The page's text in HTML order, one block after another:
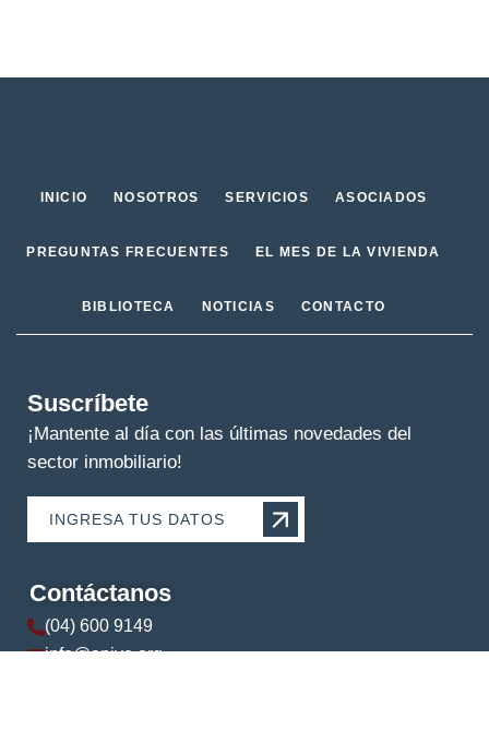
INICIO NOSOTROS SERVICIOS ASOCIADOS
PREGUNTAS FRECUENTES EL MES DE LA VIVIENDA
BIBLIOTECA NOTICIAS CONTACTO
Suscríbete
¡Mantente al día con las últimas novedades del
sector inmobiliario!
INGRESA TUS DATOS
Contáctanos
(04) 600 9149
info@apive.org